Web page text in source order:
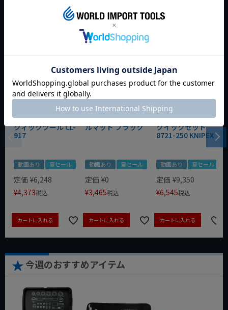
WIT マルチアングル
クィックツール CL-
917
動画あり 夏セール
定価 ¥6,248
¥4,373税込
カートに入れる
WIT マグネットツー
ルマット ブラック
動画あり 夏セール
定価 ¥0
¥3,465税込
カートに入れる
クニペックス コブラ
クイックセット
8721-250 KNIPEX
動画あり 夏セール
定価 ¥9,350
¥6,545税込
カートに入れる
今週のおすすめアイテム